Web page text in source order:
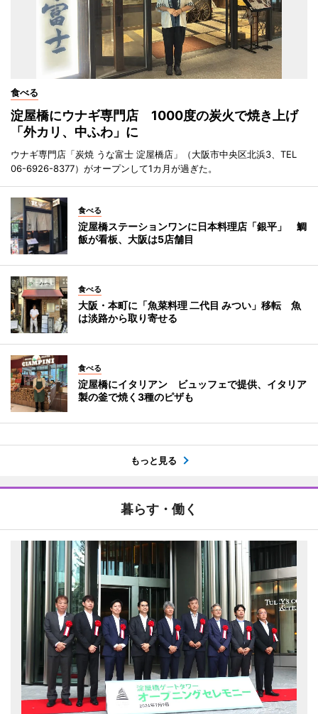
食べる
淀屋橋にウナギ専門店 1000度の炭火で焼き上げ
「外カリ、中ふわ」に
ウナギ専門店「炭焼 うな富士 淀屋橋店」（大阪市中央区北浜3、TEL
06-6926-8377）がオープンして1カ月が過ぎた。
食べる
淀屋橋ステーションワンに日本料理店「銀平」 鯛
飯が看板、大阪は5店舗目
食べる
大阪・本町に「魚菜料理 二代目 みつい」移転 魚
は淡路から取り寄せる
食べる
淀屋橋にイタリアン ビュッフェで提供、イタリア
製の釜で焼く3種のピザも
もっと見る
暮らす・働く